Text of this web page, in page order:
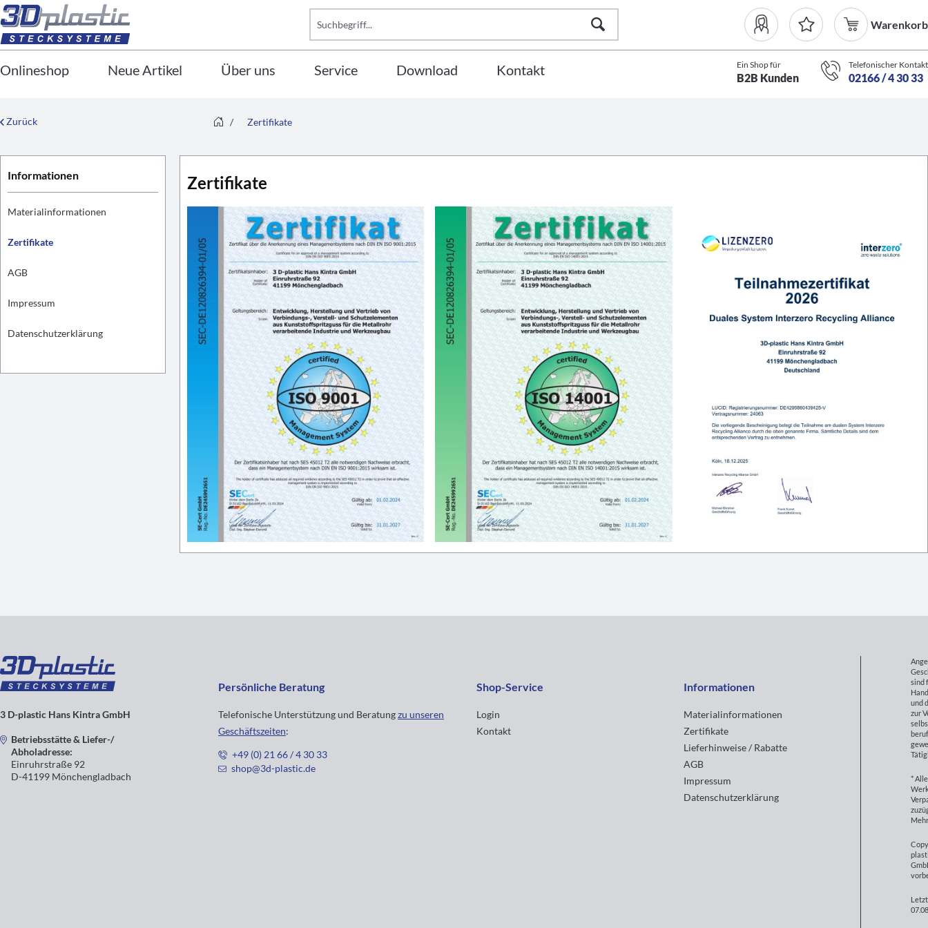
Warenkorb
Onlineshop Neue Artikel Über uns Service Download Kontakt Ein Shop für
B2B Kunden
Telefonischer Kontakt
02166 / 4 30 33
Zurück / Zertifikate
Informationen
Materialinformationen
Zertifikate
AGB
Impressum
Datenschutzerklärung
Zertifikate
3 D-plastic Hans Kintra GmbH
Betriebsstätte & Liefer-/
Abholadresse:
Einruhrstraße 92
D-41199 Mönchengladbach
Persönliche Beratung
Telefonische Unterstützung und Beratungzu unseren
Geschäftszeiten:
+49 (0) 21 66 / 4 30 33
shop@3d-plastic.de
Shop-Service
Login
Kontakt
Informationen
Materialinformationen
Zertifikate
Lieferhinweise / Rabatte
AGB
Impressum
Datenschutzerklärung
sind
und
zur
*